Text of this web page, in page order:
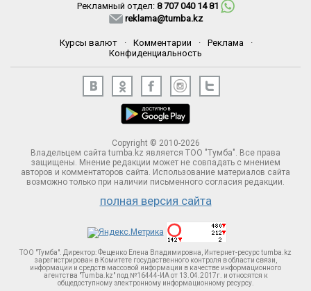
Рекламный отдел: 8 707 040 14 81
reklama@tumba.kz
Курсы валют · Комментарии · Реклама
·
Конфиденциальность
Copyright © 2010-2026
Владельцем сайта tumba.kz является ТОО "Тумба". Все права
защищены. Мнение редакции может не совпадать с мнением
авторов и комментаторов сайта. Использование материалов сайта
возможно только при наличии письменного согласия редакции.
полная версия сайта
ТОО "Тумба". Директор: Фещенко Елена Владимировна, Интернет-ресурс tumba.kz
зарегистрирован в Комитете госудаственного контроля в области связи,
информации и средств массовой информации в качестве информационного
агентства "Tumba.kz" под №16444-ИА от 13.04.2017г. и относятся к
общедоступному электронному информационному ресурсу.